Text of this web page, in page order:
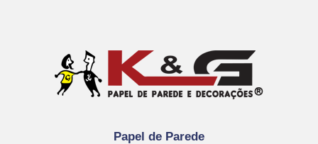
Papel de Parede